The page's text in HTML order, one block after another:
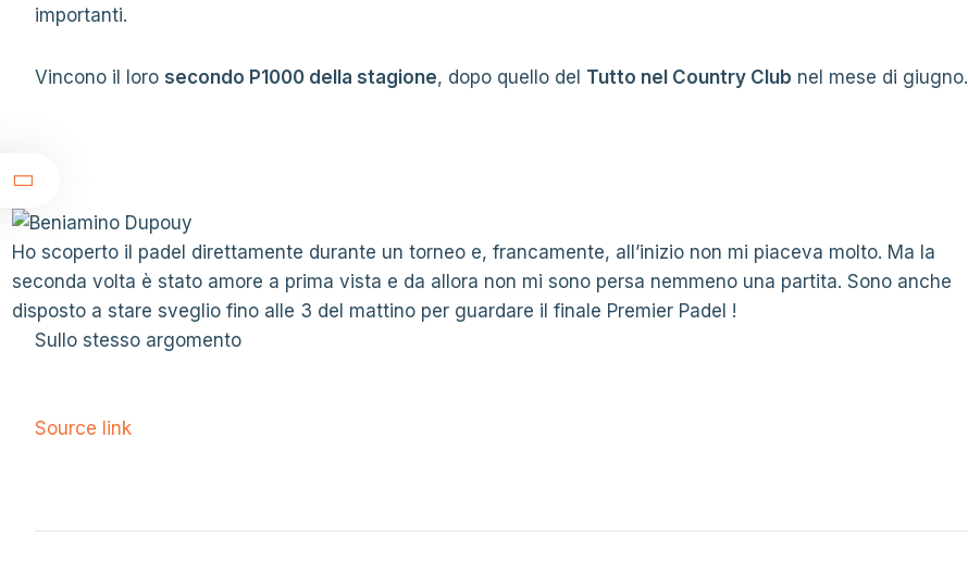
importanti.
Vincono il loro secondo P1000 della stagione, dopo quello del Tutto nel Country Club nel mese di giugno.
Ho scoperto il padel direttamente durante un torneo e, francamente, all’inizio non mi piaceva molto. Ma la
seconda volta è stato amore a prima vista e da allora non mi sono persa nemmeno una partita. Sono anche
disposto a stare sveglio fino alle 3 del mattino per guardare il finale Premier Padel !
Sullo stesso argomento
Source link